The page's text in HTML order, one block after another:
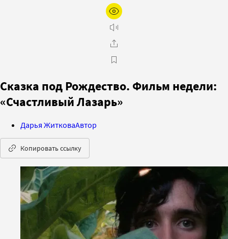
Сказка под Рождество. Фильм недели:
«Счастливый Лазарь»
Дарья ЖитковаАвтор
Копировать ссылку